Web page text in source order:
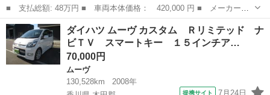
■ 支払総額: 48万円 ■ 車両本体価格： 420,000 円 ■ メーカー
名： ダイハツ ■ 車種名： ムーヴコンテ ■ グレード名： Ｘ
ＥＴＣ ナビ ワンセグ ＣＤ再生 電動格納ドアミラー スマート
キー アルミホイ...
徳島 徳島市 ムーヴ
ダイハツ ムーヴ カスタム Ｒリミテッド ナ
ビＴＶ スマートキー １５インチア…
70,000円
ムーヴ
130,528km
2008年
提携サイト 7月24日